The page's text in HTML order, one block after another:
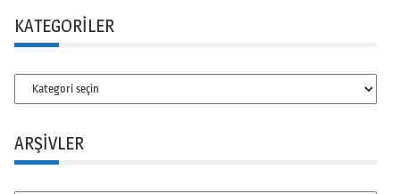
KATEGORILER
Kategoriler
ARŞIVLER